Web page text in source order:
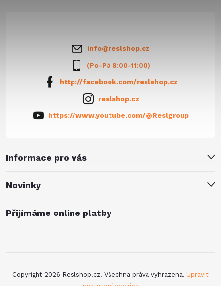
Informace pro vás
Novinky
info@reslshop.cz
(Po-Pá 8:00-11:00)
http://facebook.com/reslshop.cz
reslshop.cz
https://www.youtube.com/@Reslgroup
Přijímáme online platby
Copyright 2026 Reslshop.cz. Všechna práva vyhrazena. Upravit